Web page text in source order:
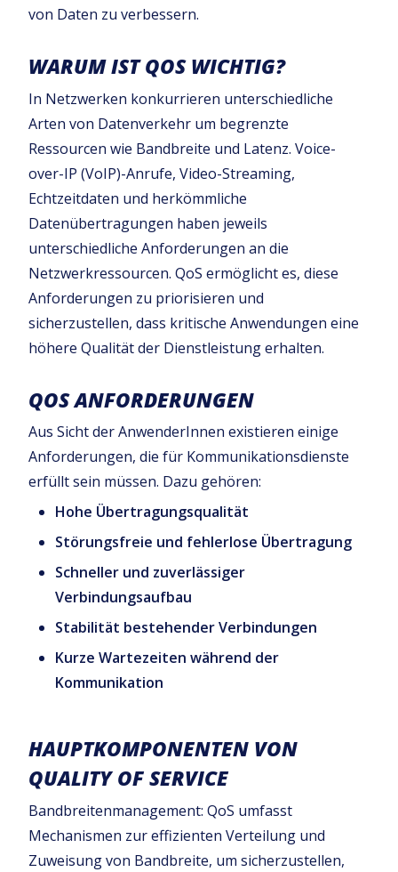
von Daten zu verbessern.
WARUM IST QOS WICHTIG?
In Netzwerken konkurrieren unterschiedliche
Arten von Datenverkehr um begrenzte
Ressourcen wie Bandbreite und Latenz. Voice-
over-IP (VoIP)-Anrufe, Video-Streaming,
Echtzeitdaten und herkömmliche
Datenübertragungen haben jeweils
unterschiedliche Anforderungen an die
Netzwerkressourcen. QoS ermöglicht es, diese
Anforderungen zu priorisieren und
sicherzustellen, dass kritische Anwendungen eine
höhere Qualität der Dienstleistung erhalten.
QOS ANFORDERUNGEN
Aus Sicht der AnwenderInnen existieren einige
Anforderungen, die für Kommunikationsdienste
erfüllt sein müssen. Dazu gehören:
Hohe Übertragungsqualität
Störungsfreie und fehlerlose Übertragung
Schneller und zuverlässiger
Verbindungsaufbau
Stabilität bestehender Verbindungen
Kurze Wartezeiten während der
Kommunikation
HAUPTKOMPONENTEN VON
QUALITY OF SERVICE
Bandbreitenmanagement: QoS umfasst
Mechanismen zur effizienten Verteilung und
Zuweisung von Bandbreite, um sicherzustellen,